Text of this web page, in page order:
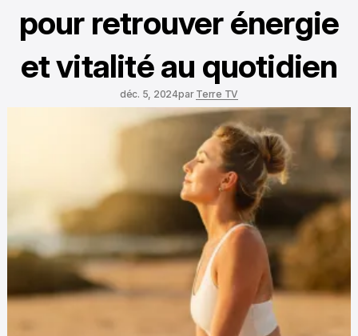
pour retrouver énergie
et vitalité au quotidien
déc. 5, 2024par Terre TV